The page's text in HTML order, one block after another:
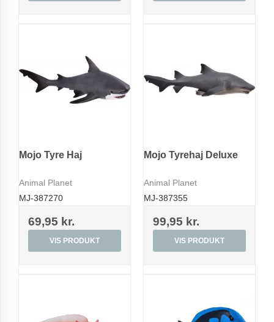
Mojo Tyre Haj
Animal Planet
MJ-387270
69,95 kr.
VIS PRODUKT
Mojo Tyrehaj Deluxe
Animal Planet
MJ-387355
99,95 kr.
VIS PRODUKT